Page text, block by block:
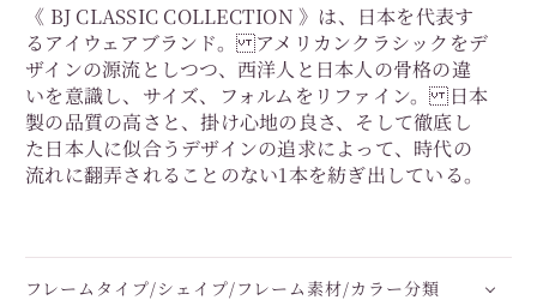
《 BJ CLASSIC COLLECTION 》は、日本を代表す
るアイウェアブランド。 アメリカンクラシックをデ
ザインの源流としつつ、西洋人と日本人の骨格の違
いを意識し、サイズ、フォルムをリファイン。 日本
製の品質の高さと、掛け心地の良さ、そして徹底し
た日本人に似合うデザインの追求によって、時代の
流れに翻弄されることのない1本を紡ぎ出している。
フレームタイプ/シェイプ/フレーム素材/カラー分類